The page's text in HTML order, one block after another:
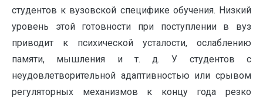
студентов к вузовской специфике обучения. Низкий
уровень этой готовности при поступлении в вуз
приводит к психической усталости, ослаблению
памяти, мышления и т. д. У студентов с
неудовлетворительной адаптивностью или срывом
регуляторных механизмов к концу года резко